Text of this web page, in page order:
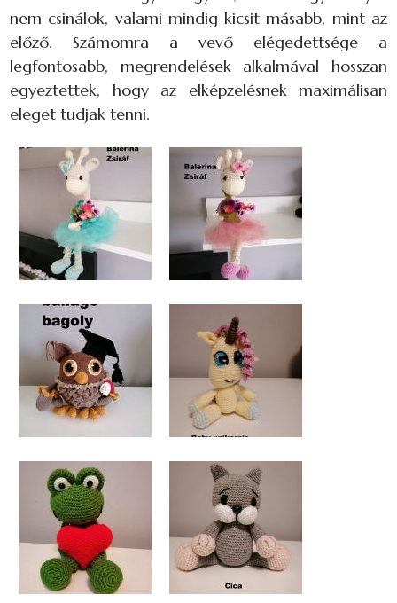
nem csinálok, valami mindig kicsit másabb, mint az
előző. Számomra a vevő elégedettsége a
legfontosabb, megrendelések alkalmával hosszan
egyeztettek, hogy az elképzelésnek maximálisan
eleget tudjak tenni.